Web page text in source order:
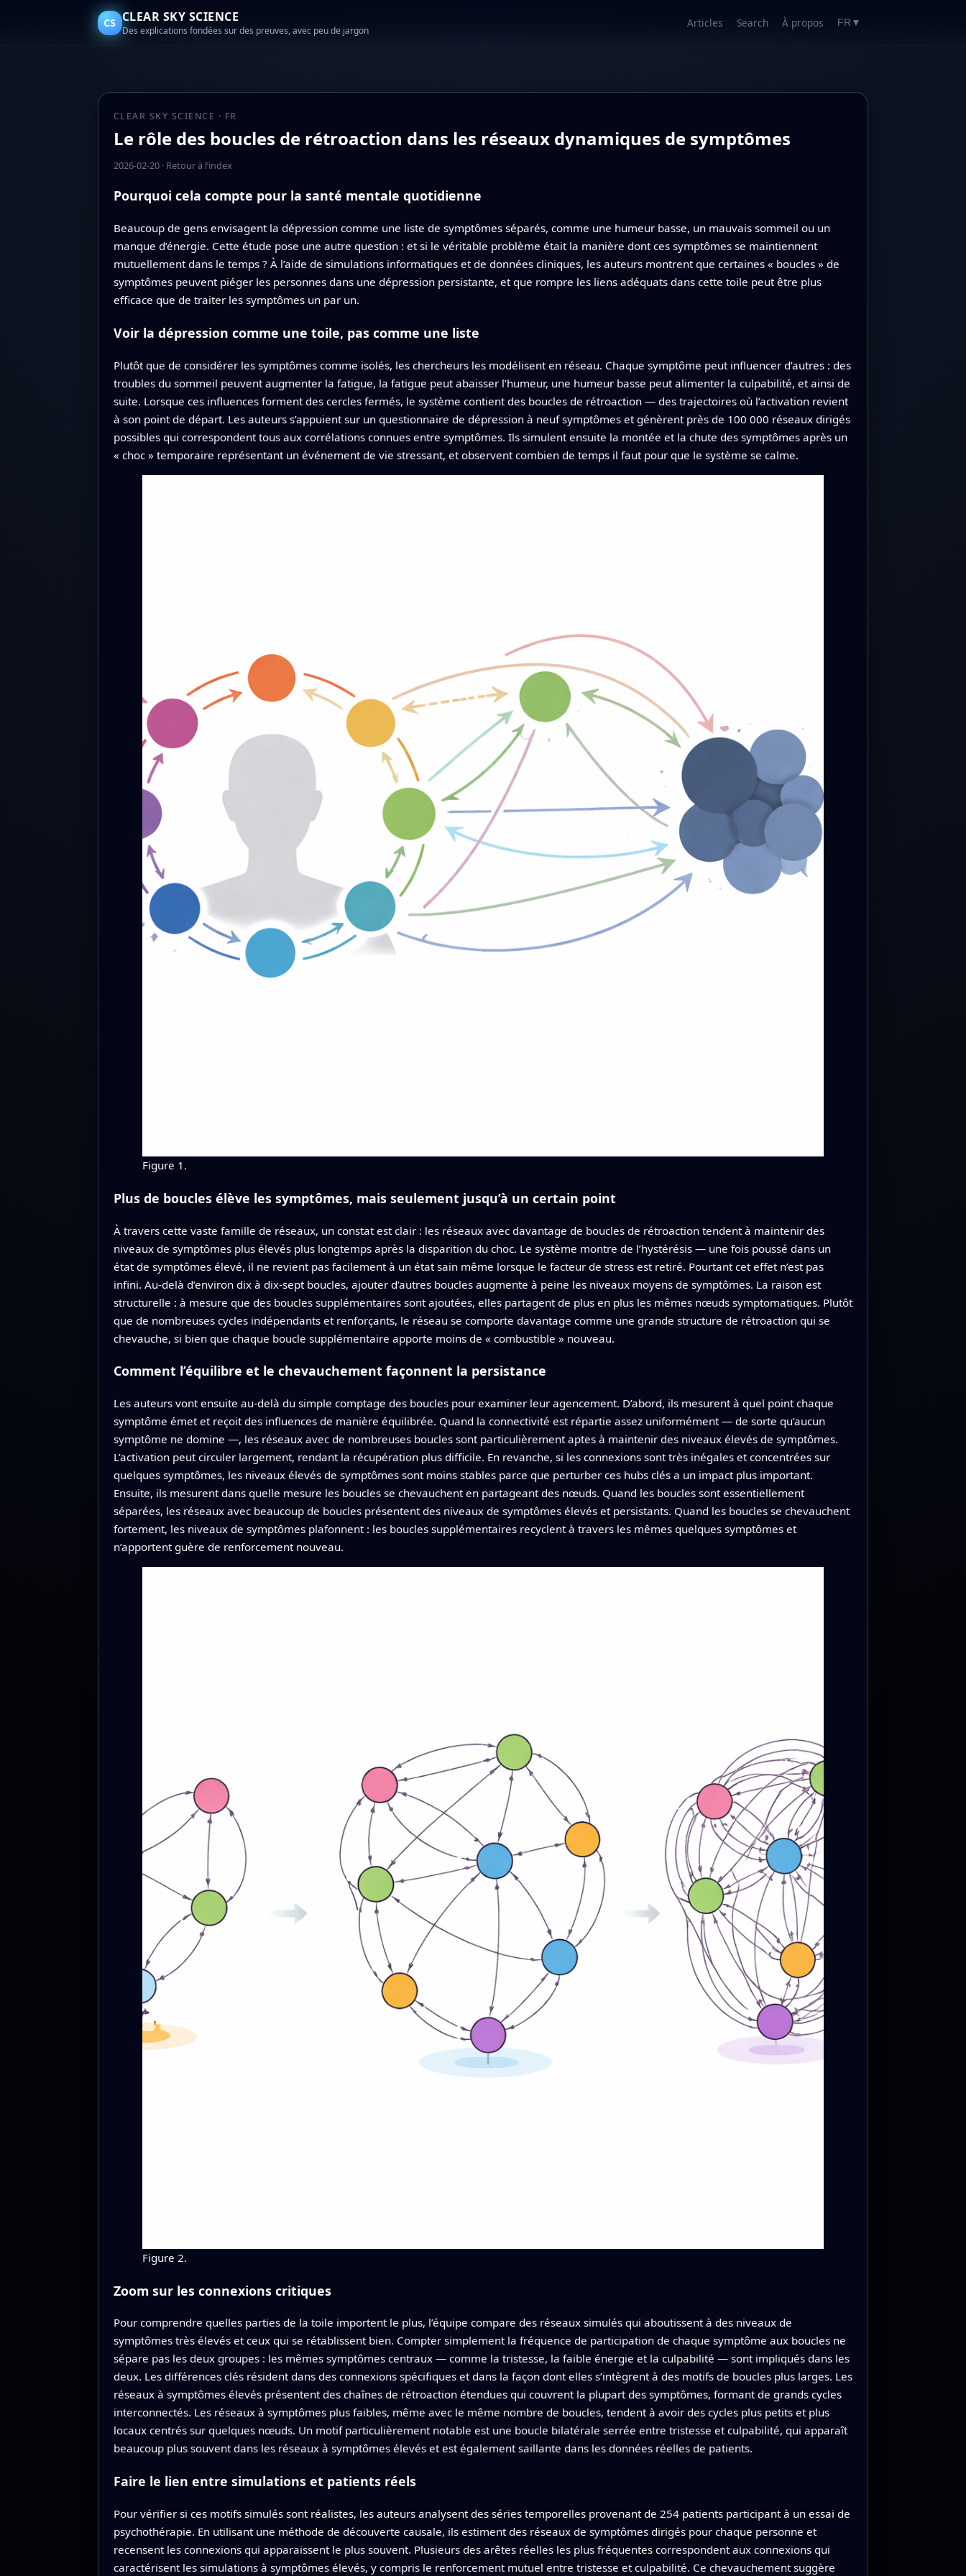
CS CLEAR SKY SCIENCE
Des explications fondées sur des preuves, avec peu de jargon
Articles Search À propos FR ▼
CLEAR SKY SCIENCE · FR
Le rôle des boucles de rétroaction dans les réseaux dynamiques de symptômes
2026-02-20· Retour à l’index
Pourquoi cela compte pour la santé mentale quotidienne
Beaucoup de gens envisagent la dépression comme une liste de symptômes séparés, comme une humeur basse, un mauvais sommeil ou un
manque d’énergie. Cette étude pose une autre question : et si le véritable problème était la manière dont ces symptômes se maintiennent
mutuellement dans le temps ? À l’aide de simulations informatiques et de données cliniques, les auteurs montrent que certaines « boucles » de
symptômes peuvent piéger les personnes dans une dépression persistante, et que rompre les liens adéquats dans cette toile peut être plus
efficace que de traiter les symptômes un par un.
Voir la dépression comme une toile, pas comme une liste
Plutôt que de considérer les symptômes comme isolés, les chercheurs les modélisent en réseau. Chaque symptôme peut influencer d’autres : des
troubles du sommeil peuvent augmenter la fatigue, la fatigue peut abaisser l’humeur, une humeur basse peut alimenter la culpabilité, et ainsi de
suite. Lorsque ces influences forment des cercles fermés, le système contient des boucles de rétroaction — des trajectoires où l’activation revient
à son point de départ. Les auteurs s’appuient sur un questionnaire de dépression à neuf symptômes et génèrent près de 100 000 réseaux dirigés
possibles qui correspondent tous aux corrélations connues entre symptômes. Ils simulent ensuite la montée et la chute des symptômes après un
« choc » temporaire représentant un événement de vie stressant, et observent combien de temps il faut pour que le système se calme.
Figure 1.
Plus de boucles élève les symptômes, mais seulement jusqu’à un certain point
À travers cette vaste famille de réseaux, un constat est clair : les réseaux avec davantage de boucles de rétroaction tendent à maintenir des
niveaux de symptômes plus élevés plus longtemps après la disparition du choc. Le système montre de l’hystérésis — une fois poussé dans un
état de symptômes élevé, il ne revient pas facilement à un état sain même lorsque le facteur de stress est retiré. Pourtant cet effet n’est pas
infini. Au-delà d’environ dix à dix-sept boucles, ajouter d’autres boucles augmente à peine les niveaux moyens de symptômes. La raison est
structurelle : à mesure que des boucles supplémentaires sont ajoutées, elles partagent de plus en plus les mêmes nœuds symptomatiques. Plutôt
que de nombreuses cycles indépendants et renforçants, le réseau se comporte davantage comme une grande structure de rétroaction qui se
chevauche, si bien que chaque boucle supplémentaire apporte moins de « combustible » nouveau.
Comment l’équilibre et le chevauchement façonnent la persistance
Les auteurs vont ensuite au-delà du simple comptage des boucles pour examiner leur agencement. D’abord, ils mesurent à quel point chaque
symptôme émet et reçoit des influences de manière équilibrée. Quand la connectivité est répartie assez uniformément — de sorte qu’aucun
symptôme ne domine —, les réseaux avec de nombreuses boucles sont particulièrement aptes à maintenir des niveaux élevés de symptômes.
L’activation peut circuler largement, rendant la récupération plus difficile. En revanche, si les connexions sont très inégales et concentrées sur
quelques symptômes, les niveaux élevés de symptômes sont moins stables parce que perturber ces hubs clés a un impact plus important.
Ensuite, ils mesurent dans quelle mesure les boucles se chevauchent en partageant des nœuds. Quand les boucles sont essentiellement
séparées, les réseaux avec beaucoup de boucles présentent des niveaux de symptômes élevés et persistants. Quand les boucles se chevauchent
fortement, les niveaux de symptômes plafonnent : les boucles supplémentaires recyclent à travers les mêmes quelques symptômes et
n’apportent guère de renforcement nouveau.
Figure 2.
Zoom sur les connexions critiques
Pour comprendre quelles parties de la toile importent le plus, l’équipe compare des réseaux simulés qui aboutissent à des niveaux de
symptômes très élevés et ceux qui se rétablissent bien. Compter simplement la fréquence de participation de chaque symptôme aux boucles ne
sépare pas les deux groupes : les mêmes symptômes centraux — comme la tristesse, la faible énergie et la culpabilité — sont impliqués dans les
deux. Les différences clés résident dans des connexions spécifiques et dans la façon dont elles s’intègrent à des motifs de boucles plus larges. Les
réseaux à symptômes élevés présentent des chaînes de rétroaction étendues qui couvrent la plupart des symptômes, formant de grands cycles
interconnectés. Les réseaux à symptômes plus faibles, même avec le même nombre de boucles, tendent à avoir des cycles plus petits et plus
locaux centrés sur quelques nœuds. Un motif particulièrement notable est une boucle bilatérale serrée entre tristesse et culpabilité, qui apparaît
beaucoup plus souvent dans les réseaux à symptômes élevés et est également saillante dans les données réelles de patients.
Faire le lien entre simulations et patients réels
Pour vérifier si ces motifs simulés sont réalistes, les auteurs analysent des séries temporelles provenant de 254 patients participant à un essai de
psychothérapie. En utilisant une méthode de découverte causale, ils estiment des réseaux de symptômes dirigés pour chaque personne et
recensent les connexions qui apparaissent le plus souvent. Plusieurs des arêtes réelles les plus fréquentes correspondent aux connexions qui
caractérisent les simulations à symptômes élevés, y compris le renforcement mutuel entre tristesse et culpabilité. Ce chevauchement suggère